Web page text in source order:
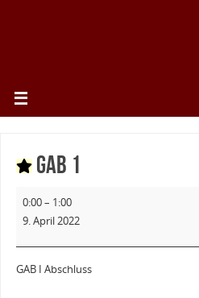
GAB 1
0:00– 1:00
9. April 2022
GAB I Abschluss